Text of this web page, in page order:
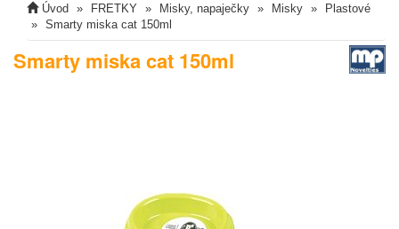
Úvod FRETKY Misky, napaječky Misky
Plastové
Smarty miska cat 150ml
Smarty miska cat 150ml